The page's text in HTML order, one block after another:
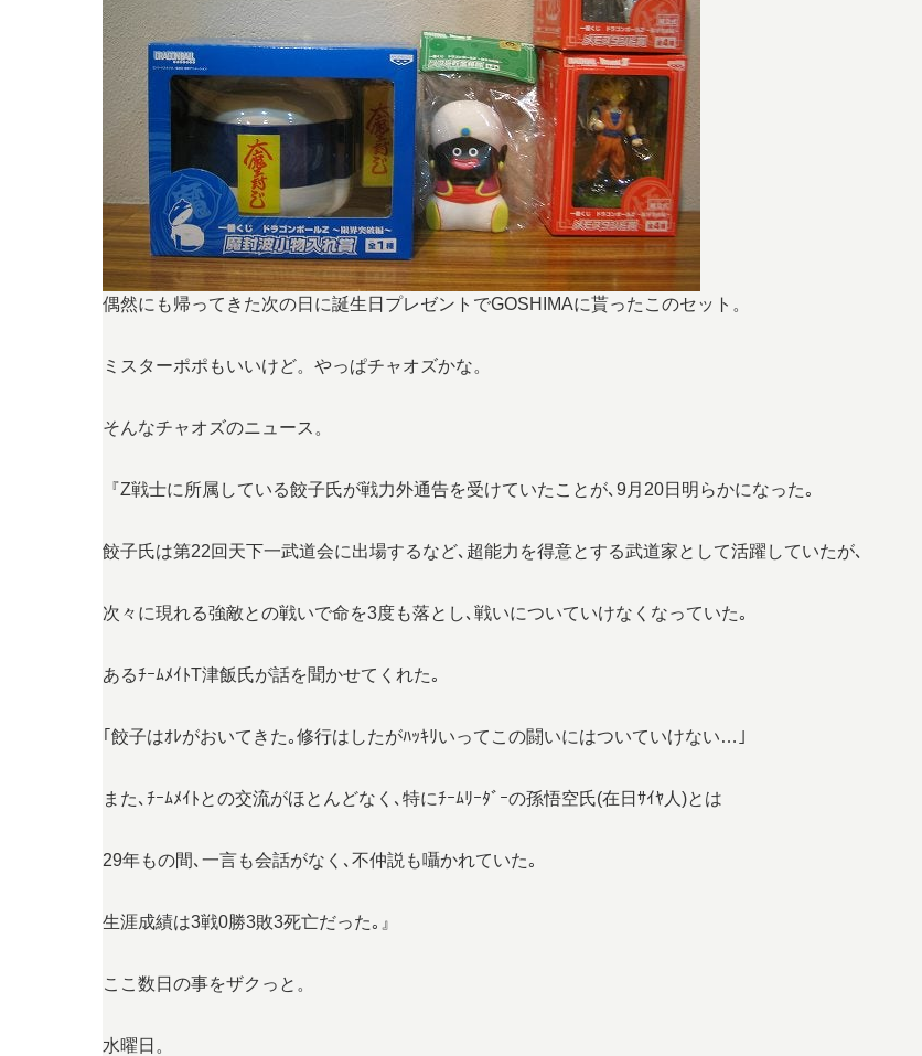
偶然にも帰ってきた次の日に誕生日プレゼントでGOSHIMAに貰ったこのセット。
ミスターポポもいいけど。やっぱチャオズかな。
そんなチャオズのニュース。
『Z戦士に所属している餃子氏が戦力外通告を受けていたことが､9月20日明らかになった｡
餃子氏は第22回天下一武道会に出場するなど､超能力を得意とする武道家として活躍していたが､
次々に現れる強敵との戦いで命を3度も落とし､戦いについていけなくなっていた｡
あるﾁｰﾑﾒｲﾄT津飯氏が話を聞かせてくれた｡
｢餃子はｵﾚがおいてきた｡修行はしたがﾊｯｷﾘいってこの闘いにはついていけない…｣
また､ﾁｰﾑﾒｲﾄとの交流がほとんどなく､特にﾁｰﾑﾘｰﾀﾞｰの孫悟空氏(在日ｻｲﾔ人)とは
29年もの間､一言も会話がなく､不仲説も囁かれていた｡
生涯成績は3戦0勝3敗3死亡だった｡』
ここ数日の事をザクっと。
水曜日。